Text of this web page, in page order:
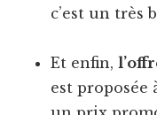
c’est un très
Et enfin,
est proposée